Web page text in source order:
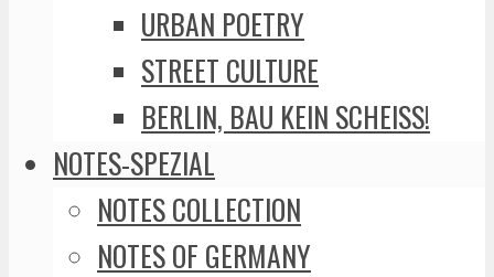
URBAN POETRY
STREET CULTURE
BERLIN, BAU KEIN SCHEISS!
NOTES-SPEZIAL
NOTES COLLECTION
NOTES OF GERMANY